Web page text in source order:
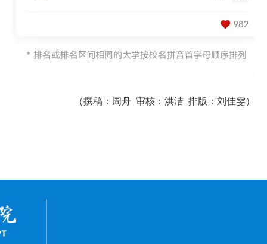
（撰稿：周舟 审核：洪洁 排版：刘佳雯）